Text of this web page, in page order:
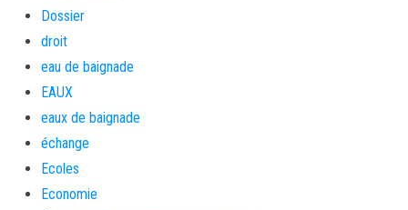
Dossier
droit
eau de baignade
EAUX
eaux de baignade
échange
Ecoles
Economie